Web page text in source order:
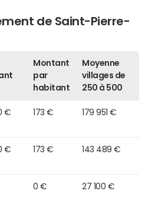
de Saint-Pierre-
Montant
par
habitant
Moyenne
villages de
250 à 500
€ 173 € 179 951 €
€ 173 € 143 489 €
0 € 27 100 €